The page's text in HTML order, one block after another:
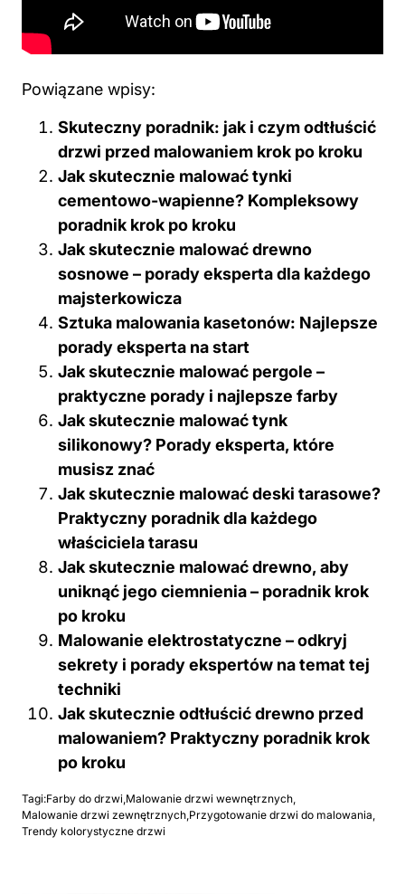
Powiązane wpisy:
Skuteczny poradnik: jak i czym odtłuścić
drzwi przed malowaniem krok po kroku
Jak skutecznie malować tynki
cementowo-wapienne? Kompleksowy
poradnik krok po kroku
Jak skutecznie malować drewno
sosnowe – porady eksperta dla każdego
majsterkowicza
Sztuka malowania kasetonów: Najlepsze
porady eksperta na start
Jak skutecznie malować pergole –
praktyczne porady i najlepsze farby
Jak skutecznie malować tynk
silikonowy? Porady eksperta, które
musisz znać
Jak skutecznie malować deski tarasowe?
Praktyczny poradnik dla każdego
właściciela tarasu
Jak skutecznie malować drewno, aby
uniknąć jego ciemnienia – poradnik krok
po kroku
Malowanie elektrostatyczne – odkryj
sekrety i porady ekspertów na temat tej
techniki
Jak skutecznie odtłuścić drewno przed
malowaniem? Praktyczny poradnik krok
po kroku
Tagi:Farby do drzwi,Malowanie drzwi wewnętrznych,
Malowanie drzwi zewnętrznych,Przygotowanie drzwi do malowania,
Trendy kolorystyczne drzwi